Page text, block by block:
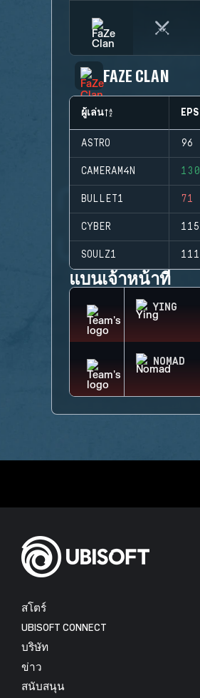
FAZE CLAN
ผู้เล่น EPS
ASTRO 96
CAMERAM4N 130
BULLET1 71
CYBER 115
SOULZ1 111
แบนเจ้าหน้าที่
YING
NOMAD
สโตร์
UBISOFT CONNECT
บริษัท
ข่าว
สนับสนุน